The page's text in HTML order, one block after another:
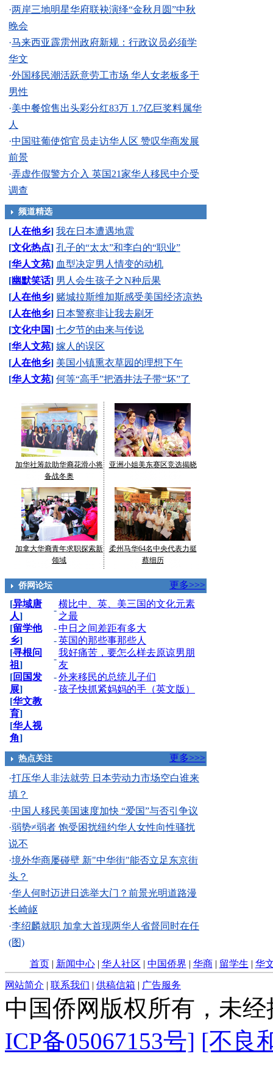
·两岸三地明星华府联袂演绎“金秋月圆”中秋
晚会
·马来西亚霹雳州政府新规：行政议员必须学
华文
·外国移民潮活跃意劳工市场 华人女老板多于
男性
·美中餐馆售出头彩分红83万 1.7亿巨奖料属华
人
·中国驻葡使馆官员走访华人区 赞叹华商发展
前景
·弄虚作假警方介入 英国21家华人移民中介受
调查
频道精选
[人在他乡] 我在日本遭遇地震
[文化热点] 孔子的“太太”和李白的“职业”
[华人文苑] 血型决定男人情变的动机
[幽默笑话] 男人会生孩子之N种后果
[人在他乡] 赌城拉斯维加斯感受美国经济凉热
[人在他乡] 日本警察非让我去刷牙
[文化中国] 七夕节的由来与传说
[华人文苑] 嫁人的误区
[人在他乡] 美国小镇熏衣草园的理想下午
[华人文苑] 何等“高手”把酒井法子带“坏”了
加华社筹款助华裔花滑小将
备战冬奥
亚洲小姐美东赛区竞选揭晓
加拿大华裔青年求职探索新
领域
柔州马华64名中央代表力挺
蔡细历
侨网论坛
更多>>>
[异域唐
人]
[留学他
乡]
[寻根问
祖]
[回国发
展]
[华文教
育]
[华人视
角]
-
横比中、英、美三国的文化元素
之最
- 中日之间差距有多大
- 英国的那些事那些人
-
我好痛苦，要怎么样去原谅男朋
友
- 外来移民的总统儿子们
- 孩子快抓紧妈妈的手（英文版）
热点关注
更多>>>
·打压华人非法就劳 日本劳动力市场空白谁来
填？
·中国人移民美国速度加快 “爱国”与否引争议
·弱势≠弱者 饱受困扰纽约华人女性向性骚扰
说不
·境外华商屡碰壁 新"中华街"能否立足东京街
头？
·华人何时迈进日选举大门？前景光明道路漫
长崎岖
·李绍麟就职 加拿大首现两华人省督同时在任
(图)
首页| 新闻中心| 华人社区 | 中国侨界 | 华商| 留学生 | 华
网站简介 | 联系我们 | 供稿信箱 | 广告服务
中国侨网版权所有，未
ICP备05067153号] [不良